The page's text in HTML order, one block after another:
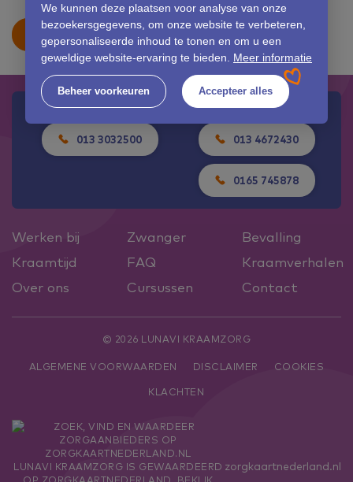
We kunnen deze plaatsen voor analyse van onze
bezoekersgegevens, om onze website te verbeteren,
gepersonaliseerde inhoud te tonen en om u een
geweldige website-ervaring te bieden. Meer informatie
Beheer voorkeuren Accepteer alles
Stel een vraag
Onze informatielijn
013 3032500
Onze bevallingslijn
013 4672430
0165 745878
Werken bij Zwanger
Bevalling
Kraamtijd
FAQ
Kraamverhalen
Over ons
Cursussen Contact
© 2026 LUNAVI KRAAMZORG
ALGEMENE VOORWAARDEN DISCLAIMER
COOKIES
KLACHTEN
LUNAVI KRAAMZORG IS GEWAARDEERD
OP ZORGKAARTNEDERLAND. BEKIJK
zorgkaartnederland.nl